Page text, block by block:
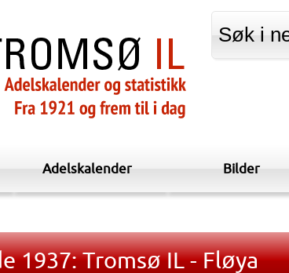
Adelskalender Bilder
1937: Tromsø IL - Fløya